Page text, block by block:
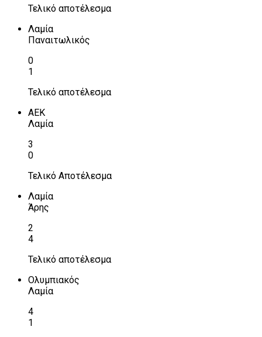
Τελικό αποτέλεσμα
Λαμία
Παναιτωλικός
0
1
Τελικό αποτέλεσμα
ΑΕΚ
Λαμία
3
0
Τελικό Αποτέλεσμα
Λαμία
Άρης
2
4
Τελικό αποτέλεσμα
Ολυμπιακός
Λαμία
4
1